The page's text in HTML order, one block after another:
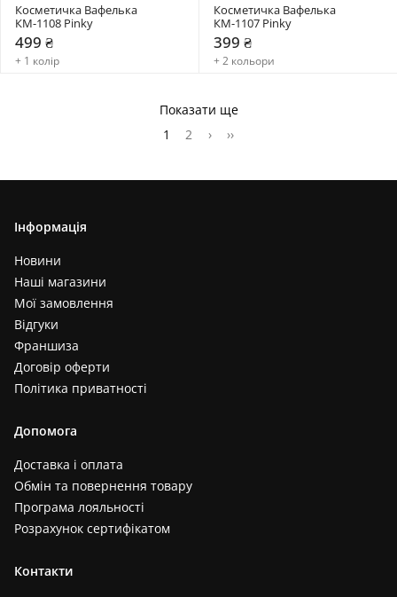
Косметичка Вафелька
КМ-1108 Pinky
499 ₴
+ 1 колір
Косметичка Вафелька
КМ-1107 Pinky
399 ₴
+ 2 кольори
Показати ще
1
2 › ››
Інформація
Новини
Наші магазини
Мої замовлення
Відгуки
Франшиза
Договір оферти
Політика приватності
Допомога
Доставка і оплата
Обмін та повернення товару
Програма лояльності
Розрахунок сертифікатом
Контакти